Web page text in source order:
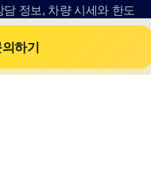
정보, 차량 시세와 한도
용을 jiesuoji.org 안에
이트의 내용은 일반 정
와 조건은 금융사 심사
하기